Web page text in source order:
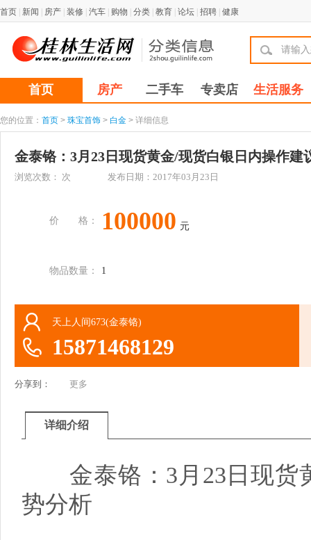
首页 新闻 房产 装修 汽车 购物 分类 教育 论坛 招聘 健康
首页 房产 二手车 专卖店 生活服务
您的位置： 首页 > 珠宝首饰 > 白金 > 详细信息
金泰铬：3月23日现货黄金/现货白银日内操作建
浏览次数： 次 发布日期：2017年03月23日
价 格： 100000 元
物品数量： 1
天上人间673(金泰铬)
15871468129
分享到： 更多
详细介绍
金泰铬：3月23日现货
势分析